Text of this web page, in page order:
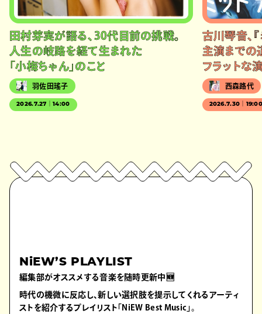
田村芽実が語る、30代目前の挑戦。
人生の岐路を経て生まれた
「小梅ちゃん」のこと
羽佐田瑤子
2026.7.27｜14:00
古川琴音、
主演までの
フラットな
西森路代
2026.7.30｜
NiEW’S PLAYLIST
編集部がオススメする音楽を随時更新中🆕
時代の機微に反応し、新しい選択肢を提示してくれるアーティ
ストを紹介するプレイリスト「NiEW Best Music」。